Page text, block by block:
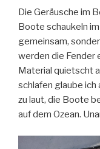
Die Geräusche im
Boote schaukeln
gemeinsam,
werden die Fender
Material quietscht
schlafen glaube ich
zu laut, die Boote
auf dem Ozean.